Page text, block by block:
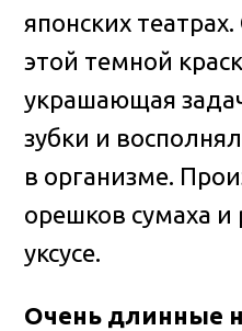
японских
этой темной
украшающая
зубки и
в организме.
орешков сумаха и
уксусе.
Очень длинные